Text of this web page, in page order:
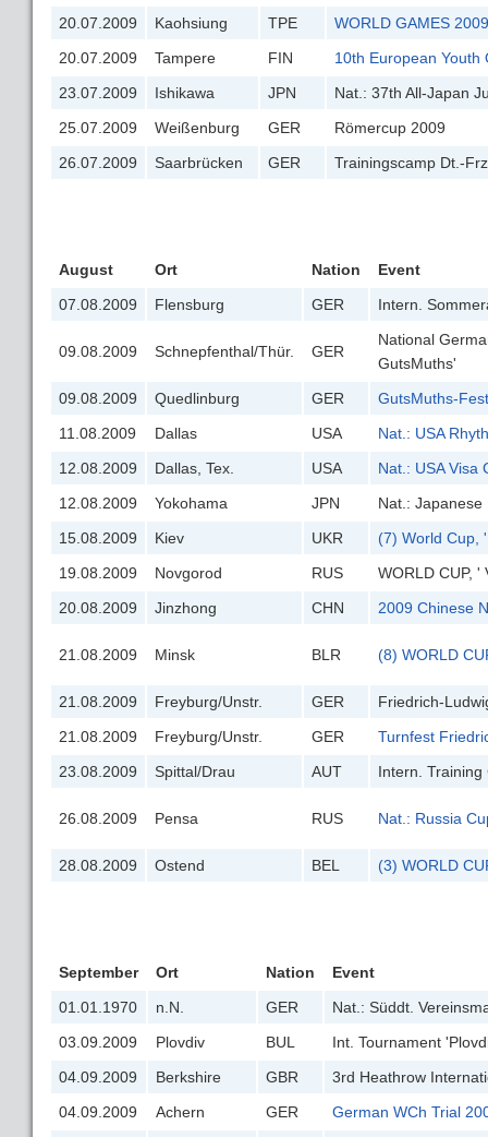
20.07.2009 Kaohsiung TPE
WORLD GAMES 2009
20.07.2009
Tampere FIN
10th European Youth
23.07.2009
Ishikawa JPN
Nat.: 37th All-Japan
25.07.2009
Weißenburg GER
Römercup 2009
26.07.2009
Saarbrücken GER Trainingscamp Dt.-
August Ort Nation
Event
07.08.2009
Flensburg GER Intern.
09.08.2009 Schnepfenthal/Thür. GER
National
GutsMuths'
09.08.2009
Quedlinburg GER
GutsMuths-
11.08.2009
Dallas USA
Nat.: USA
12.08.2009
Dallas, Tex. USA
Nat.: USA Visa
12.08.2009
Yokohama JPN
Nat.:
15.08.2009
Kiev UKR
(7) World Cup,
19.08.2009
Novgorod RUS
WORLD CUP, '
20.08.2009
Jinzhong CHN 2009 Chinese
21.08.2009 Minsk BLR (8) WORLD
21.08.2009 Freyburg/Unstr. GER
Friedrich-
21.08.2009
Freyburg/Unstr. GER
Turnfest
23.08.2009
Spittal/Drau AUT Intern.
26.08.2009 Pensa RUS Nat.: Russia
28.08.2009 Ostend BEL (3) WORLD
September Ort Nation
Event
01.01.1970
n.N. GER
Nat.: Süddt.
03.09.2009
Plovdiv BUL
Int. Tournament
04.09.2009
Berkshire GBR
3rd Heathrow
04.09.2009
Achern GER
German WCh Trial